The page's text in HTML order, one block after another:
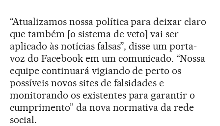
“Atualizamos nossa política para deixar claro
que também [o sistema de veto] vai ser
aplicado às notícias falsas”, disse um porta-
voz do Facebook em um comunicado. “Nossa
equipe continuará vigiando de perto os
possíveis novos sites de falsidades e
monitorando os existentes para garantir o
cumprimento” da nova normativa da rede
social.